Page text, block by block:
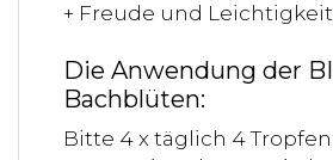
+ Freude und Leichtigkeit
Die Anwendung der
Bachblüten:
Bitte 4 x täglich 4